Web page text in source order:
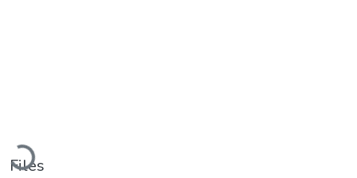
Files